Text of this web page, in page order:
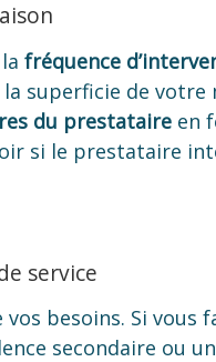
fréquence
superficie de votre
du prestataire en
si le prestataire
service
besoins. Si vous
secondaire ou